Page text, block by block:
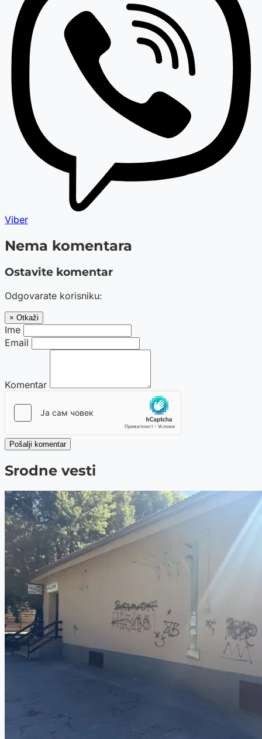
Viber
Nema komentara
Ostavite komentar
Odgovarate korisniku:
× Otkaži
Ime
Email
Komentar
Pošalji komentar
Srodne vesti